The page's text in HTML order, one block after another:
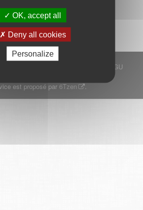
OK, accept all
Deny all cookies
Personalize
Démarrer
réservés
CGU
est proposé par6Tzen .